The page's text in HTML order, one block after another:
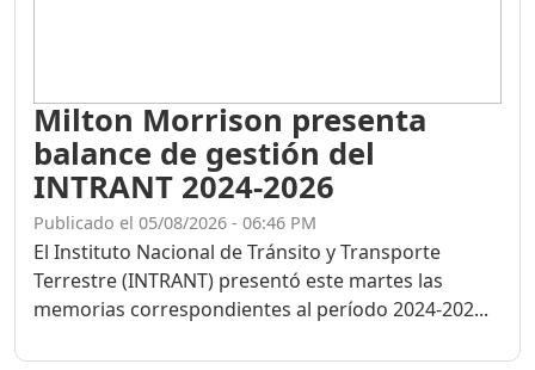
Milton Morrison presenta
balance de gestión del
INTRANT 2024-2026
Publicado el 05/08/2026 - 06:46 PM
El Instituto Nacional de Tránsito y Transporte
Terrestre (INTRANT) presentó este martes las
memorias correspondientes al período 2024-202...